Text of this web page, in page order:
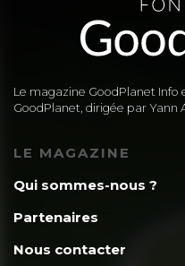
Le magazine GoodPlanet Info
GoodPlanet, dirigée par Yann
LE MAGAZINE
Qui sommes-nous ?
Partenaires
Nous contacter